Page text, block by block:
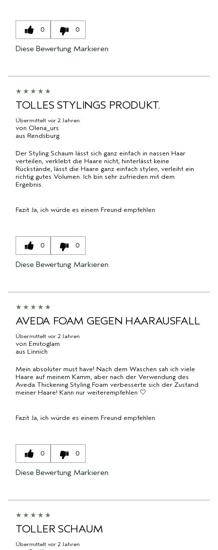
0 0
Diese Bewertung Markieren
TOLLES STYLINGS PRODUKT.
Übermittelt vor 2 Jahren
von Olena_urs
aus Rendsburg
Der Styling Schaum lässt sich ganz einfach in nassen Haar
verteilen, verklebt die Haare nicht, hinterlässt keine
Rückstände, lässt die Haare ganz einfach stylen, verleiht ein
richtig gutes Volumen. Ich bin sehr zufrieden mit dem
Ergebnis.
Fazit Ja, ich würde es einem Freund empfehlen
0 0
Diese Bewertung Markieren
AVEDA FOAM GEGEN HAARAUSFALL
Übermittelt vor 2 Jahren
von Emitoglam
aus Linnich
Mein absoluter must have! Nach dem Waschen sah ich viele
Haare auf meinem Kamm, aber nach der Verwendung des
Aveda Thickening Styling Foam verbesserte sich der Zustand
meiner Haare! Kann nur weiterempfehlen 🤍
Fazit Ja, ich würde es einem Freund empfehlen
0 0
Diese Bewertung Markieren
TOLLER SCHAUM
Übermittelt vor 2 Jahren